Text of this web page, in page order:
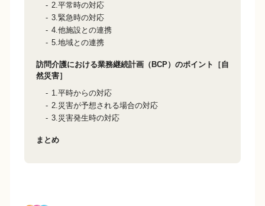
2.平常時の対応
3.緊急時の対応
4.他施設との連携
5.地域との連携
訪問介護における業務継続計画（BCP）のポイント［自
然災害］
1.平時からの対応
2.災害が予想される場合の対応
3.災害発生時の対応
まとめ